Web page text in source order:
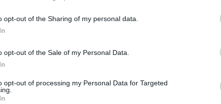
por no participar en la divulgación adicional de su información
en la Lista de participantes intermedios de la IAB.
opt-out of the Sharing of my personal data.
opt-out of the Sale of my Personal Data.
opt-out of processing my Personal Data for Targeted
nuestro protagonista pone rumbo a un destino
Old Man’s Journey basa su jugabilidad
con las aventuras Point-and-Click, las
en elementos móviles capaces de conectarse